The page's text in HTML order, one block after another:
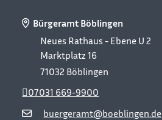
Bürgeramt Böblingen
Neues Rathaus - Ebene U 2
Marktplatz 16
71032 Böblingen
buergeramt@boeblingen.de
07031 669-9900